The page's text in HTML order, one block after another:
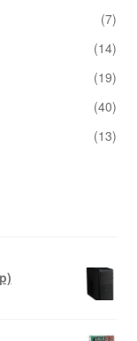
(7)
(14)
(19)
(40)
(13)